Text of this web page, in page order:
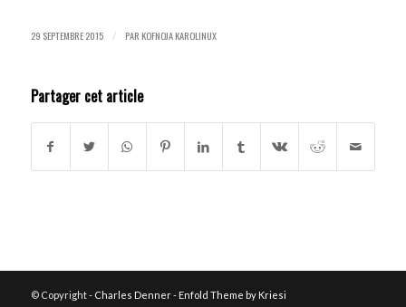
29 SEPTEMBRE 2015 / PAR KOFNOJA KAROLINUX
Partager cet article
© Copyright - Charles Denner- Enfold Theme by Kriesi